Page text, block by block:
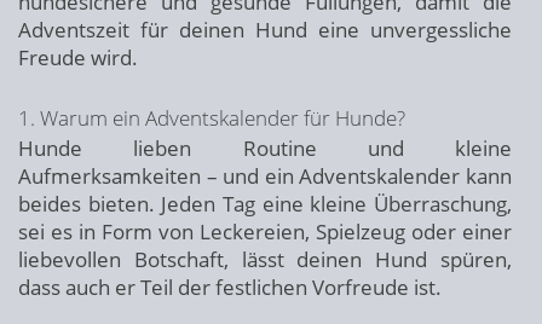
Adventszeit für deinen Hund eine unvergessliche
Freude wird.
1. Warum ein Adventskalender für Hunde?
Hunde lieben Routine und kleine
Aufmerksamkeiten – und ein Adventskalender kann
beides bieten. Jeden Tag eine kleine Überraschung,
sei es in Form von Leckereien, Spielzeug oder einer
liebevollen Botschaft, lässt deinen Hund spüren,
dass auch er Teil der festlichen Vorfreude ist.